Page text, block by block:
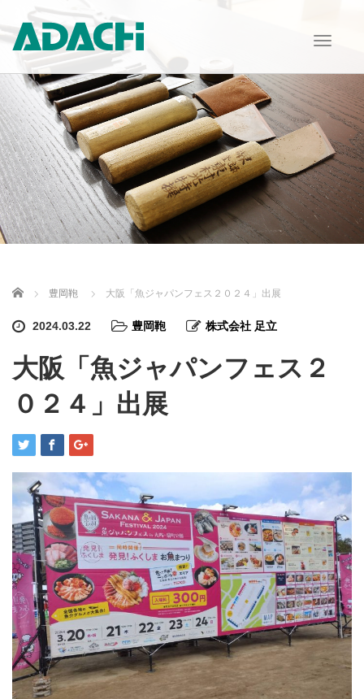
T
g
g
l
n
a
v
i
g
Home 豊岡鞄 大阪「魚ジャパンフェス２０２４」出展
2024.03.22 豊岡鞄 株式会社 足立
大阪「魚ジャパンフェス２
０２４」出展